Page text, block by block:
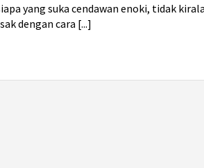
yang suka cendawan enoki, tidak
dengan cara [...]